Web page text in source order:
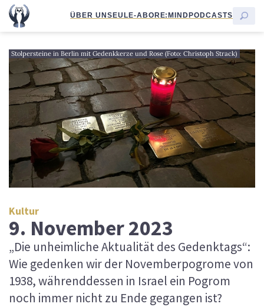
ÜBER UNSEULE-ABORE:MINDPODCASTS
Stolpersteine in Berlin mit Gedenkkerze und Rose (Foto: Christoph Strack)
Kultur
9. November 2023
„Die unheimliche Aktualität des Gedenktags“:
Wie gedenken wir der Novemberpogrome von
1938, währenddessen in Israel ein Pogrom
noch immer nicht zu Ende gegangen ist?